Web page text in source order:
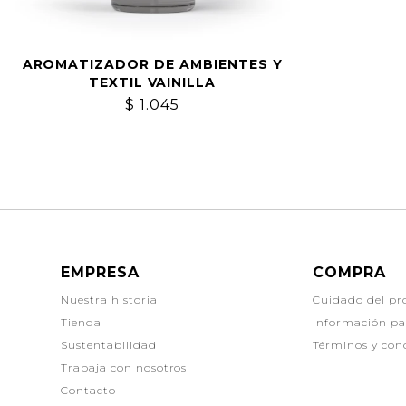
AROMATIZADOR DE AMBIENTES Y
TEXTIL VAINILLA
$ 1.045
EMPRESA
Nuestra historia
Tienda
Sustentabilidad
Trabaja con nosotros
Contacto
COMPRA
Cuidado del
Información
Términos y